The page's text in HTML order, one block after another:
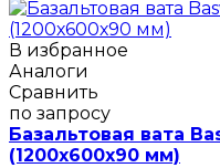
В избранное
Аналоги
Сравнить
по запросу
Базальтовая вата
(1200х600х90 мм)